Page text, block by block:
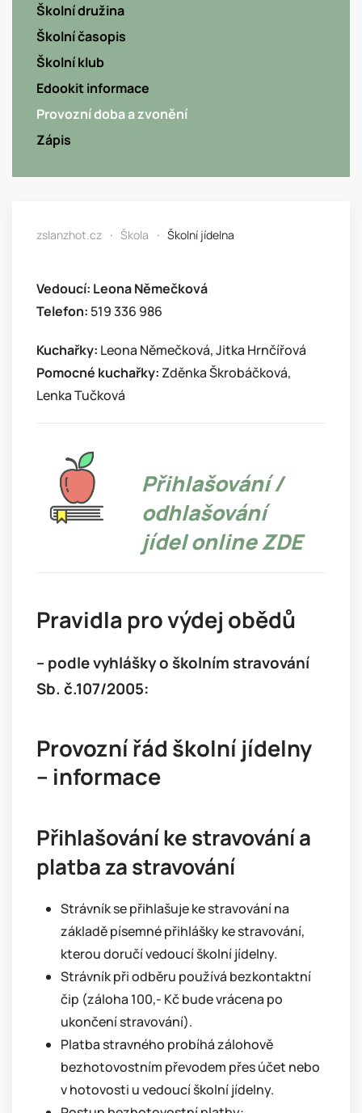
Školní družina
Školní časopis
Školní klub
Edookit informace
Provozní doba a zvonění
Zápis
zslanzhot.cz Škola Školní jídelna
Vedoucí: Leona Němečková
Telefon: 519 336 986
Kuchařky: Leona Němečková, Jitka Hrnčířová
Pomocné kuchařky: Zděnka Škrobáčková,
Lenka Tučková
Přihlašování /
odhlašování
jídel online ZDE
Pravidla pro výdej obědů
– podle vyhlášky o školním stravování
Sb. č.107/2005:
Provozní řád školní jídelny
– informace
Přihlašování ke stravování a
platba za stravování
Strávník se přihlašuje ke stravování na
základě písemné přihlášky ke stravování,
kterou doručí vedoucí školní jídelny.
Strávník při odběru používá bezkontaktní
čip (záloha 100,- Kč bude vrácena po
ukončení stravování).
Platba stravného probíhá zálohově
bezhotovostním převodem přes účet nebo
v hotovosti u vedoucí školní jídelny.